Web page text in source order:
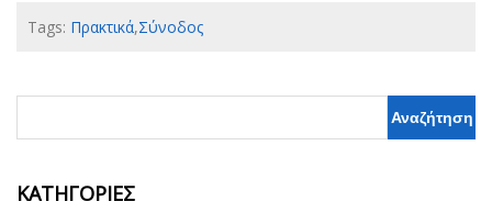
Tags: Πρακτικά,Σύνοδος
KΑΤΗΓΟΡΊΕΣ